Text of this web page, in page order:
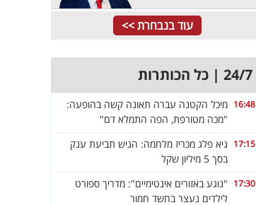
עוד בנבחרת >>
24/7 | כל הכותרות
16:48 מיכל הקטנה עברה תאונה קשה בהופעה:
"מכה מטורפת, הפה התמלא דם"
17:15 גיא פלג מכריז מלחמה: הגיש תביעת ענק
בסך 5 מיליון שקל
17:30 "נוגע באזורים אינטימיים": מדריך ספורט
לילדים נעצר בחשד חמור